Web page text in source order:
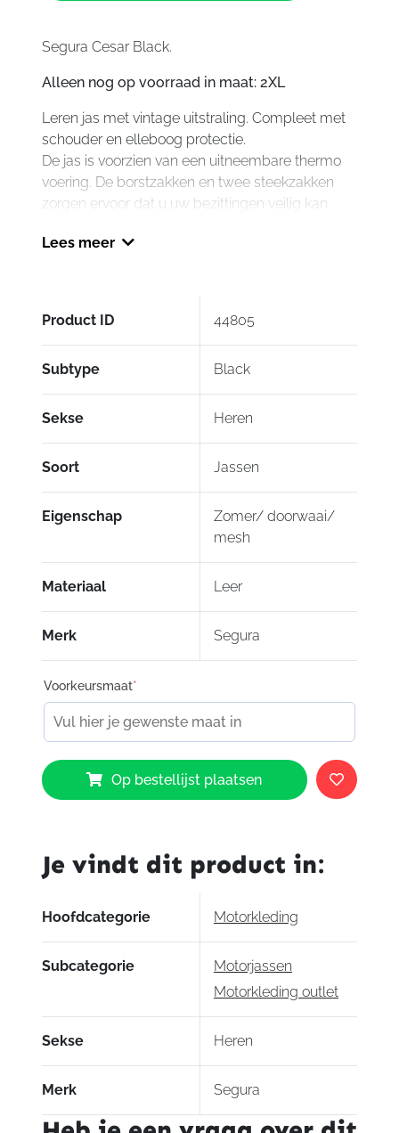
Jacket
aantal
Segura Cesar Black.
Alleen nog op voorraad in maat: 2XL
Leren jas met vintage uitstraling. Compleet met
schouder en elleboog protectie.
De jas is voorzien van een uitneembare thermo
voering. De borstzakken en twee steekzakken
zorgen ervoor dat u uw bezittingen veilig kan
Lees meer
Product ID 44805
Subtype Black
Sekse Heren
Soort Jassen
Eigenschap
Zomer/ doorwaai/
mesh
Materiaal Leer
Merk Segura
Voorkeursmaat*
Segura
Cesar
Jacket
Op bestellijst plaatsen
Je vindt dit product in:
Hoofdcategorie Motorkleding
Subcategorie
Motorjassen
Motorkleding outlet
Sekse Heren
Merk Segura